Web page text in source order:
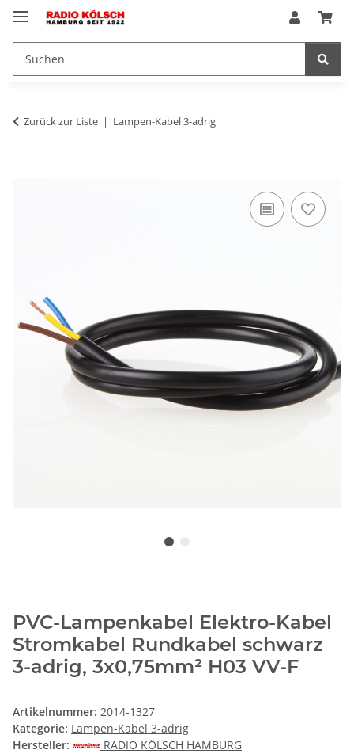
Zurück zur Liste Lampen-Kabel 3-adrig
PVC-Lampenkabel Elektro-Kabel
Stromkabel Rundkabel schwarz
3-adrig, 3x0,75mm² H03 VV-F
Artikelnummer: 2014-1327
Kategorie: Lampen-Kabel 3-adrig
Hersteller:
RADIO KÖLSCH HAMBURG